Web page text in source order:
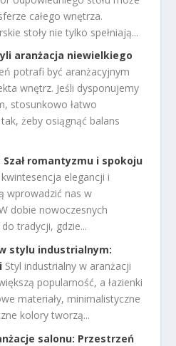
całego wnętrza.
stoły nie tylko spełniają...
aranżacja niewielkiego
potrafi być aranżacyjnym
wnętrz. Jeśli dysponujemy
stosunkowo łatwo
żeby osiągnąć balans
romantyzmu i spokoju
elegancji i
wprowadzić nas w
dobie nowoczesnych
tradycji, gdzie...
stylu industrialnym:
Styl industrialny w aranżacji
popularność, a łazienki
materiały, minimalistyczne
kolory tworzą...
salonu: Przestrzeń